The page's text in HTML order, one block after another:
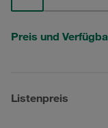
Preis und
Listenpreis